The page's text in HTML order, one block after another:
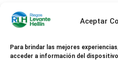
Aceptar
Para brindar las mejores
acceder a información del